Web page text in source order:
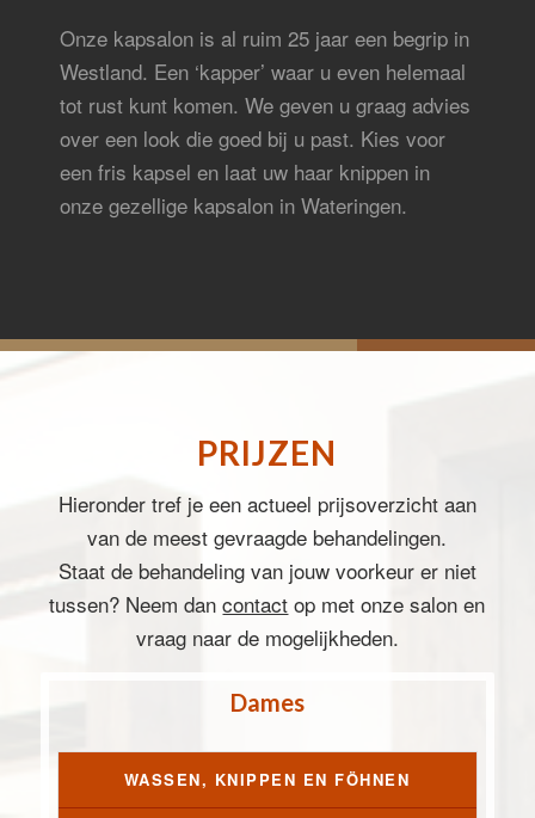
Onze kapsalon is al ruim 25 jaar een begrip in
Westland. Een ‘kapper’ waar u even helemaal
tot rust kunt komen. We geven u graag advies
over een look die goed bij u past. Kies voor
een fris kapsel en laat uw haar knippen in
onze gezellige kapsalon in Wateringen.
PRIJZEN
Hieronder tref je een actueel prijsoverzicht aan
van de meest gevraagde behandelingen.
Staat de behandeling van jouw voorkeur er niet
tussen? Neem dancontact op met onze salon en
vraag naar de mogelijkheden.
Dames
WASSEN, KNIPPEN EN FÖHNEN